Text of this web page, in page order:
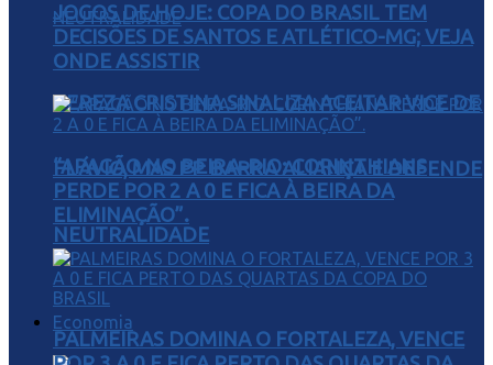
TEREZA CRISTINA SINALIZA ACEITAR VICE DE
FLÁVIO, MAS PP BARRA ALIANÇA E DEFENDE
NEUTRALIDADE
Economia
JOGOS DE HOJE: COPA DO BRASIL TEM
DECISÕES DE SANTOS E ATLÉTICO-MG; VEJA
ONDE ASSISTIR
“APAGÃO NO BEIRA-RIO: CORINTHIANS
PERDE POR 2 A 0 E FICA À BEIRA DA
ELIMINAÇÃO”.
PALMEIRAS DOMINA O FORTALEZA, VENCE